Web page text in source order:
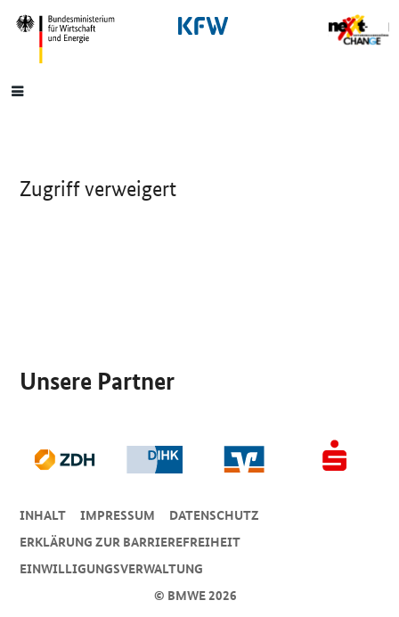
SrOnlyNavigation
Hauptmenü
Zugriff verweigert
Unsere Partner
© BMWE 2026
INHALT IMPRESSUM
DA­TEN­SCHUTZ
ERKLÄRUNG ZUR BARRIEREFREIHEIT
EINWILLIGUNGSVERWALTUNG